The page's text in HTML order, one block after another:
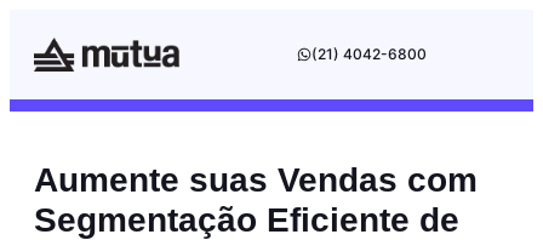
(21) 4042-6800
Aumente suas Vendas com
Segmentação Eficiente de